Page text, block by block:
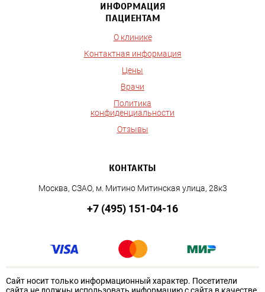
ИНФОРМАЦИЯ
ПАЦИЕНТАМ
О клинике
Контактная информация
Цены
Врачи
Политика
конфиденциальности
Отзывы
КОНТАКТЫ
Москва, СЗАО, м. Митино Митинская улица, 28к3
+7 (495) 151-04-16
Сайт носит только информационный характер. Посетители